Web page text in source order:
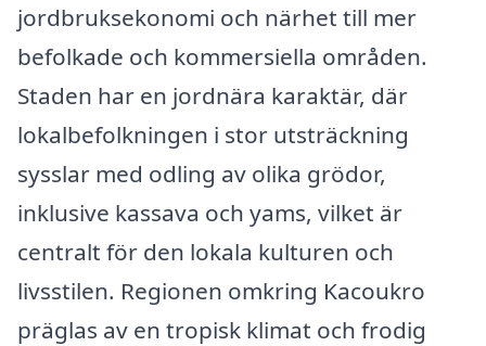
jordbruksekonomi och närhet till mer
befolkade och kommersiella områden.
Staden har en jordnära karaktär, där
lokalbefolkningen i stor utsträckning
sysslar med odling av olika grödor,
inklusive kassava och yams, vilket är
centralt för den lokala kulturen och
livsstilen. Regionen omkring Kacoukro
präglas av en tropisk klimat och frodig